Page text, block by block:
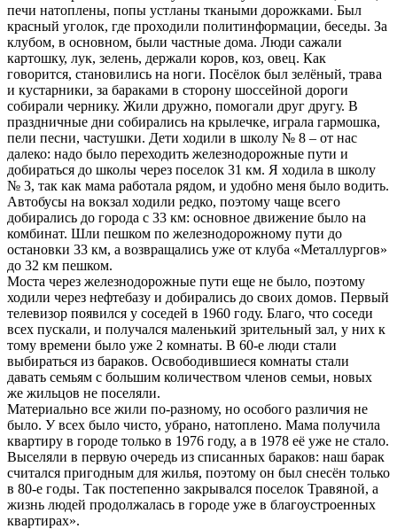
печи натоплены, попы устланы ткаными дорожками. Был
красный уголок, где проходили политинформации, беседы. За
клубом, в основном, были частные дома. Люди сажали
картошку, лук, зелень, держали коров, коз, овец. Как
говорится, становились на ноги. Посёлок был зелёный, трава
и кустарники, за бараками в сторону шоссейной дороги
собирали чернику. Жили дружно, помогали друг другу. В
праздничные дни собирались на крылечке, играла гармошка,
пели песни, частушки. Дети ходили в школу № 8 – от нас
далеко: надо было переходить железнодорожные пути и
добираться до школы через поселок 31 км. Я ходила в школу
№ 3, так как мама работала рядом, и удобно меня было водить.
Автобусы на вокзал ходили редко, поэтому чаще всего
добирались до города с 33 км: основное движение было на
комбинат. Шли пешком по железнодорожному пути до
остановки 33 км, а возвращались уже от клуба «Металлургов»
до 32 км пешком.
Моста через железнодорожные пути еще не было, поэтому
ходили через нефтебазу и добирались до своих домов. Первый
телевизор появился у соседей в 1960 году. Благо, что соседи
всех пускали, и получался маленький зрительный зал, у них к
тому времени было уже 2 комнаты. В 60-е люди стали
выбираться из бараков. Освободившиеся комнаты стали
давать семьям с большим количеством членов семьи, новых
же жильцов не поселяли.
Материально все жили по-разному, но особого различия не
было. У всех было чисто, убрано, натоплено. Мама получила
квартиру в городе только в 1976 году, а в 1978 её уже не стало.
Выселяли в первую очередь из списанных бараков: наш барак
считался пригодным для жилья, поэтому он был снесён только
в 80-е годы. Так постепенно закрывался поселок Травяной, а
жизнь людей продолжалась в городе уже в благоустроенных
квартирах».